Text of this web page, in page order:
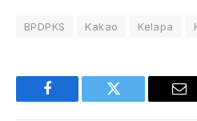
BPDPKS Kakao Kelapa
Facebook Twitter